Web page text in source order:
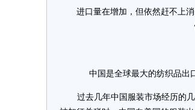
进口量在增加，但依然赶不上消
中国是全球最大的纺织品出口
过去几年中国服装市场经历的几